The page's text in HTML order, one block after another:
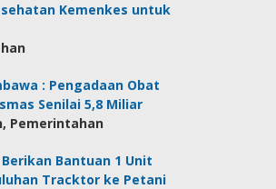
Kemenkes untuk
: Pengadaan Obat
Senilai 5,8 Miliar
Pemerintahan
Bantuan 1 Unit
Tracktor ke Petani